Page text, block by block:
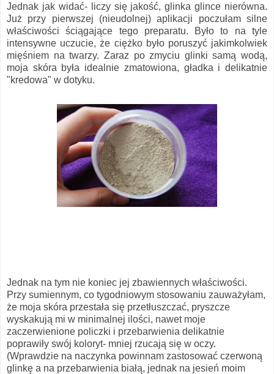
Jednak jak widać- liczy się jakość, glinka glince nierówna.
Już przy pierwszej (nieudolnej) aplikacji poczułam silne
właściwości ściągające tego preparatu. Było to na tyle
intensywne uczucie, że ciężko było poruszyć jakimkolwiek
mięśniem na twarzy. Zaraz po zmyciu glinki samą wodą,
moja skóra była idealnie zmatowiona, gładka i delikatnie
"kredowa" w dotyku.
Jednak na tym nie koniec jej zbawiennych właściwości.
Przy sumiennym, co tygodniowym stosowaniu zauważyłam,
że moja skóra przestała się przetłuszczać, pryszcze
wyskakują mi w minimalnej ilości, nawet moje
zaczerwienione policzki i przebarwienia delikatnie
poprawiły swój koloryt- mniej rzucają się w oczy.
(Wprawdzie na naczynka powinnam zastosować czerwoną
glinkę a na przebarwienia białą, jednak na jesień moim